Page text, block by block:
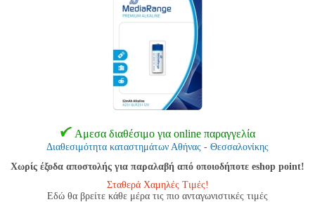
Αμεσα διαθέσιμο για online παραγγελία
Διαθεσιμότητα καταστημάτων Αθήνας - Θεσσαλονίκης
Χωρίς έξοδα αποστολής για παραλαβή από οποιοδήποτε eshop point!
Σταθερά Χαμηλές Τιμές!
Εδώ θα βρείτε κάθε μέρα τις πιο ανταγωνιστικές τιμές